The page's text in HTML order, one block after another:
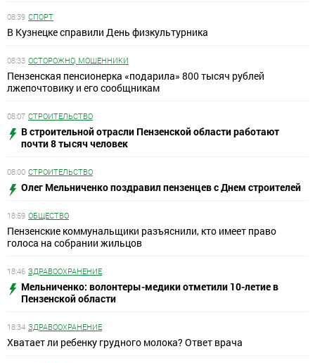
08:39 СПОРТ
В Кузнецке справили День физкультурника
08:33 ОСТОРОЖНО, МОШЕННИКИ
Пензенская пенсионерка «подарила» 800 тысяч рублей
лжепочтовику и его сообщникам
08:07 СТРОИТЕЛЬСТВО
В строительной отрасли Пензенской области работают
почти 8 тысяч человек
08:00 СТРОИТЕЛЬСТВО
Олег Мельниченко поздравил пензенцев с Днем строителей
18:59 ОБЩЕСТВО
Пензенские коммунальщики разъяснили, кто имеет право
голоса на собрании жильцов
18:46 ЗДРАВООХРАНЕНИЕ
Мельниченко: волонтеры-медики отметили 10-летие в
Пензенской области
18:34 ЗДРАВООХРАНЕНИЕ
Хватает ли ребенку грудного молока? Ответ врача